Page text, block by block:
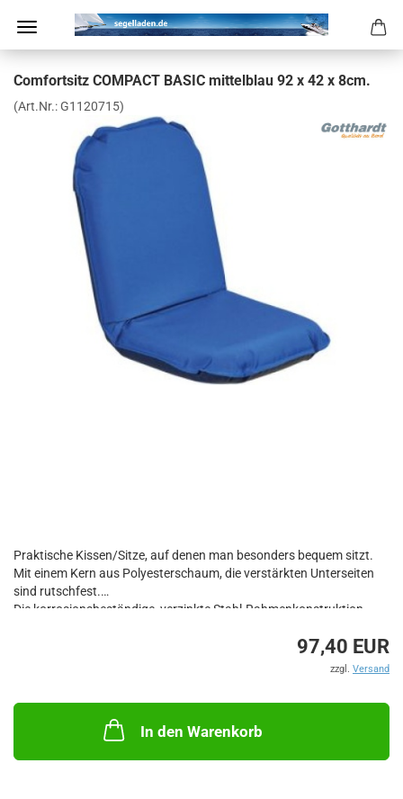
Com­fort­sitz COM­PACT BASIC mit­tel­blau 92 x 42 x 8cm.
(Art.Nr.:G1120715)
Praktische Kissen/Sitze, auf denen man besonders bequem sitzt.
Mit einem Kern aus Polyesterschaum, die verstärkten Unterseiten
sind rutschfest.
Die korrosionsbeständige, verzinkte Stahl-Rahmenkonstruktion
Perfekt für Boot, Haus, Wohnwagen, Strand, Camping, Picknick
Maße: 92 x 42 x 8cm.
97,40 EUR
zzgl. Versand
In den Warenkorb